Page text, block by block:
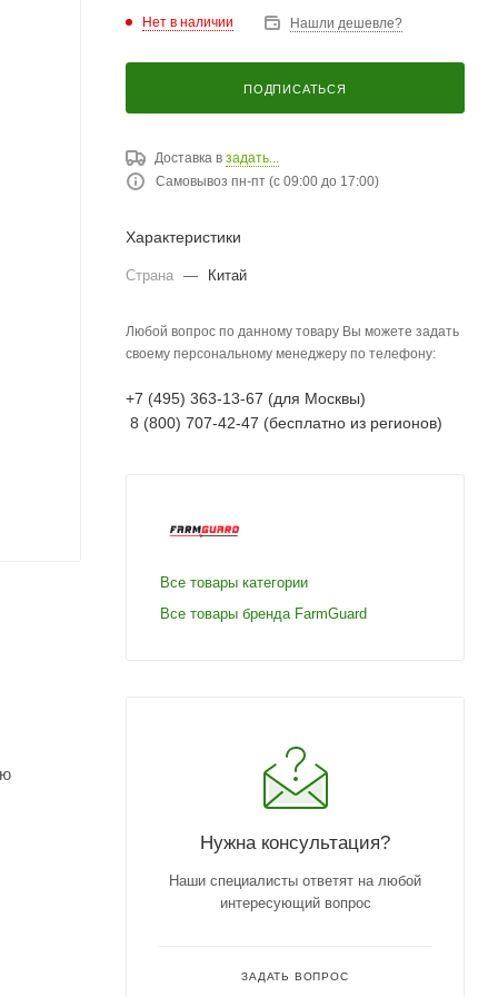
Нет в наличии Нашли дешевле?
ПОДПИСАТЬСЯ
Доставка в задать...
Самовывоз пн-пт (с 09:00 до 17:00)
Характеристики
Страна — Китай
Любой вопрос по данному товару Вы можете задать
своему персональному менеджеру по телефону:
+7 (495) 363-13-67 (для Москвы)
8 (800) 707-42-47 (бесплатно из регионов)
Все товары категории
Все товары бренда FarmGuard
Нужна консультация?
Наши специалисты ответят на любой
интересующий вопрос
ЗАДАТЬ ВОПРОС